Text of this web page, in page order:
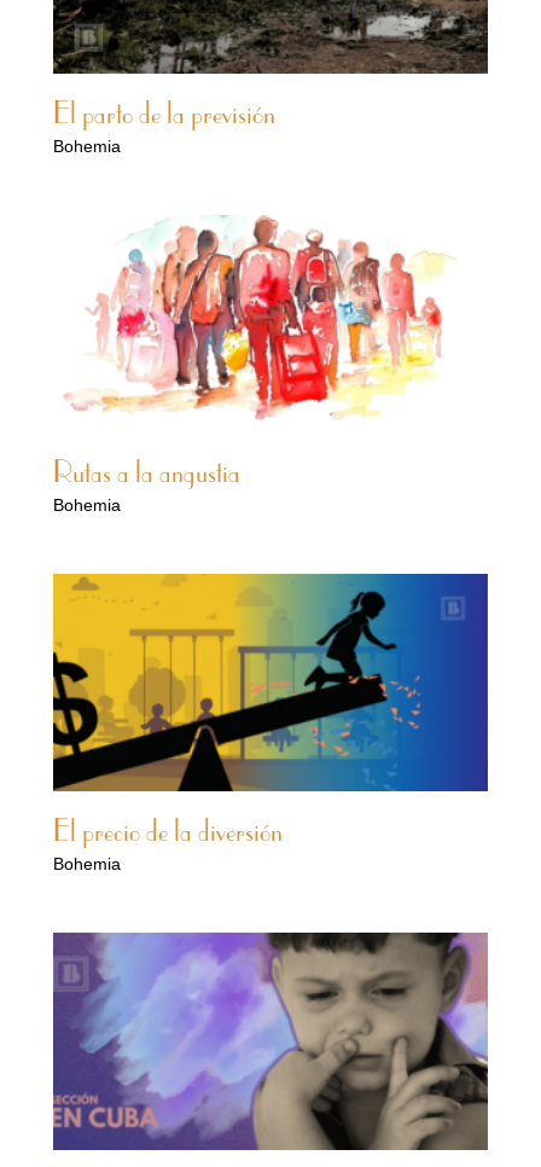
El parto de la previsión
Bohemia
Rutas a la angustia
Bohemia
El precio de la diversión
Bohemia